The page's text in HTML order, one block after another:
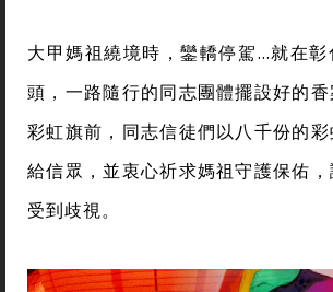
大甲媽祖繞境時，鑾轎停駕…就在
頭，一路隨行的同志團體擺設好的
彩虹旗前，同志信徒們以八千份的
給信眾，並衷心祈求媽祖守護保佑
受到歧視。